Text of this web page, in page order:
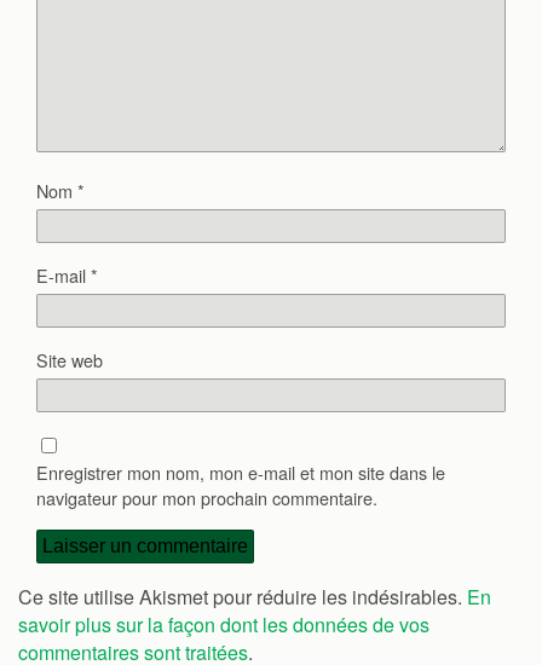
Nom *
E-mail*
Site web
Enregistrer mon nom, mon e-mail et mon site dans le
navigateur pour mon prochain commentaire.
Ce site utilise Akismet pour réduire les indésirables. En
savoir plus sur la façon dont les données de vos
commentaires sont traitées.